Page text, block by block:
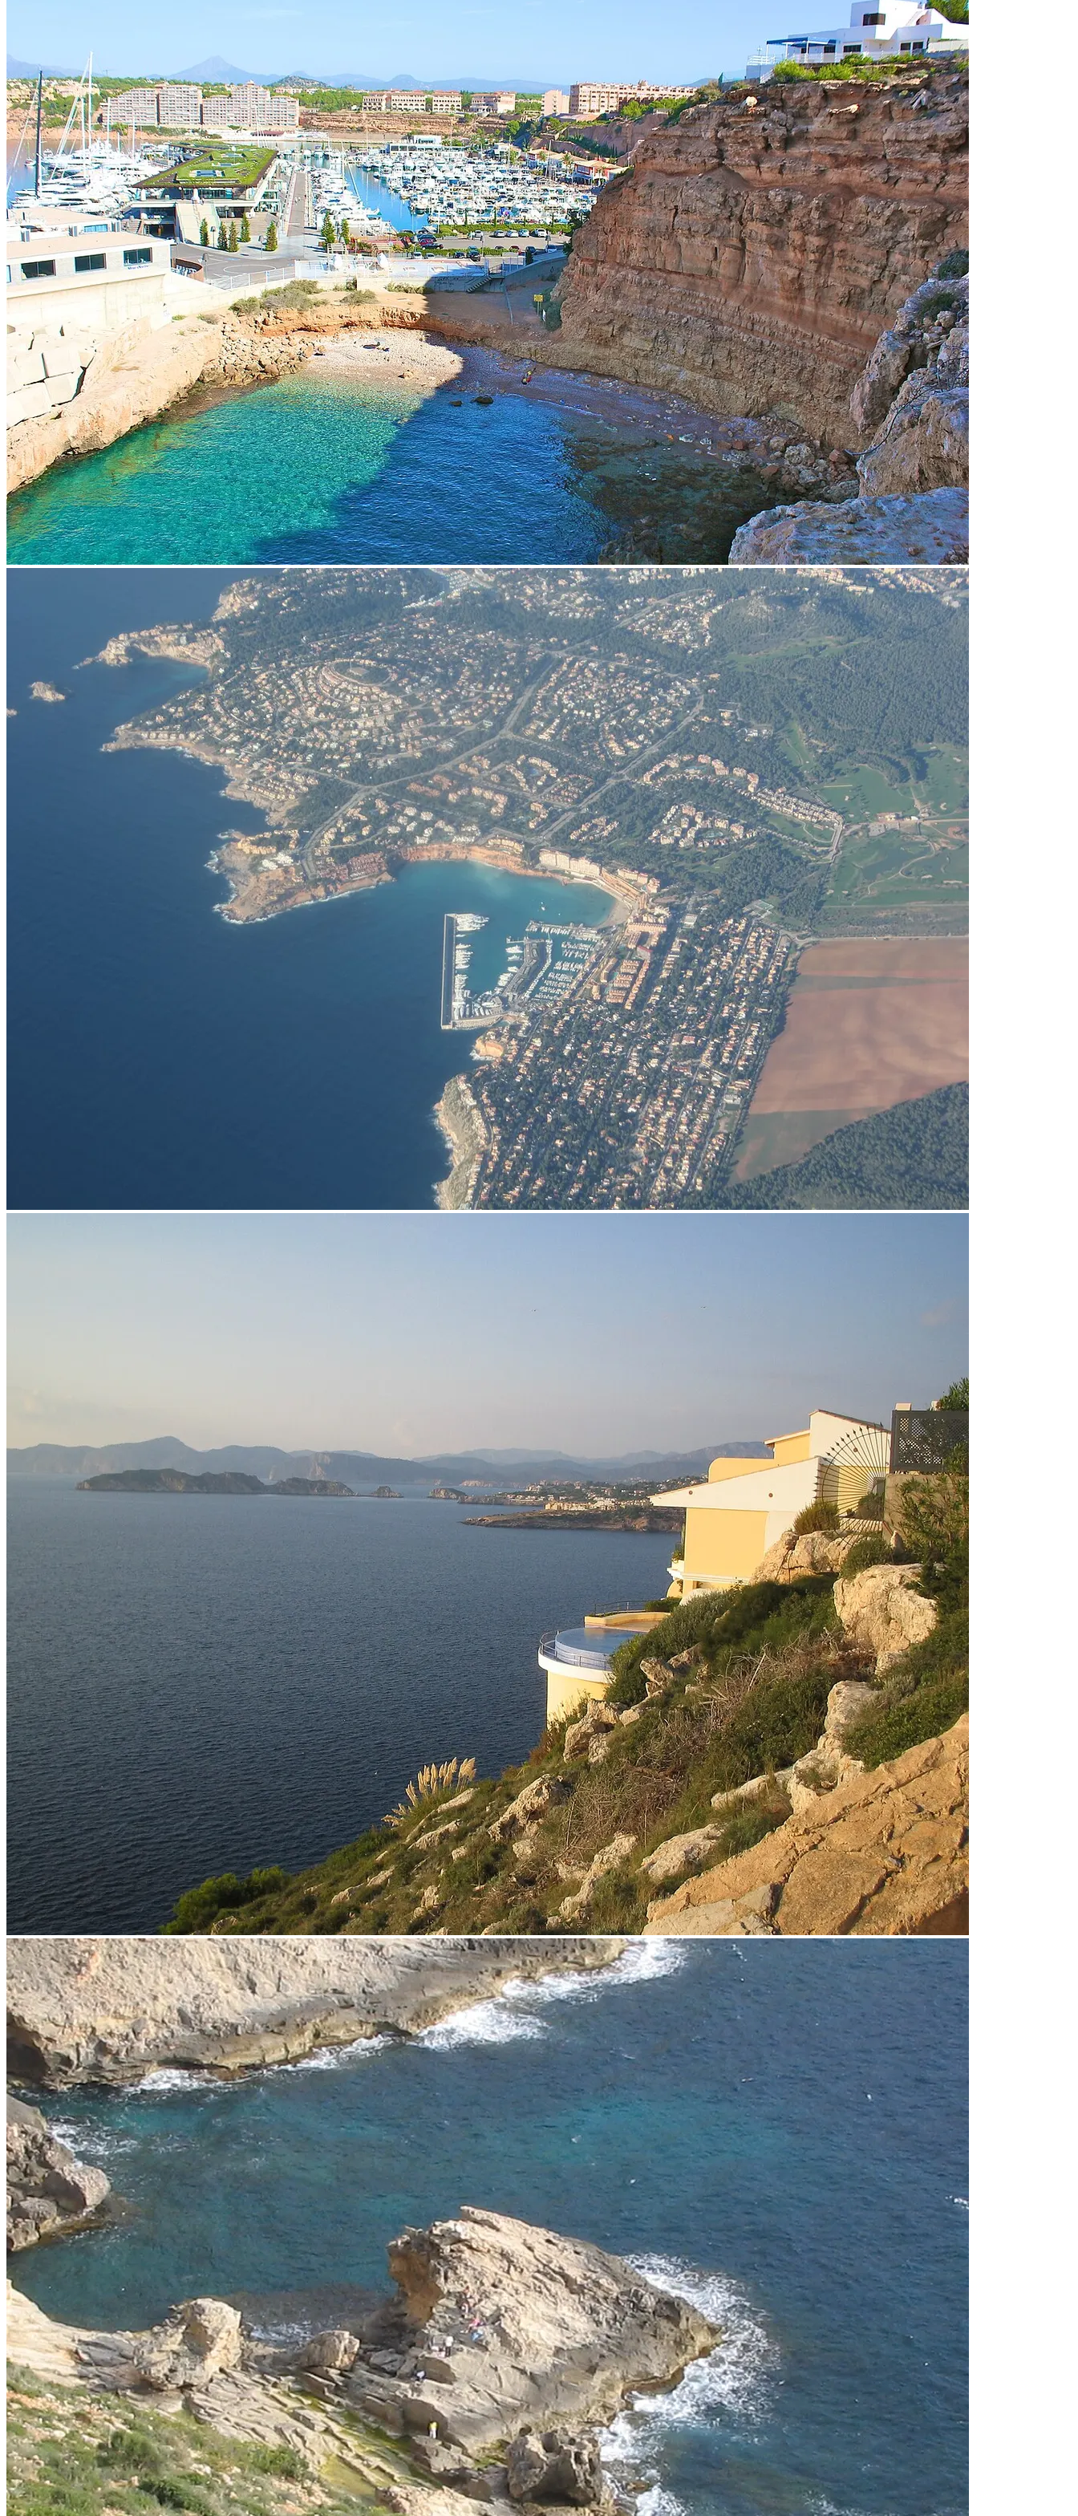
Wann immer es Ihnen passt: In der Regel liefern wir am Abend vor Beginn Ihrer Mietzeit (damit Sie bei Sonnenaufgang losradeln können) oder am Morgen Ihres ersten Miettages. Das genaue Zeitfenster wählen
Was ist in der Miete enthalten?
Der Mietpreis umfasst zwei klassische Flaschenhalter, eine Satteltasche mit grundlegendem Reparaturwerkzeug und einen Ersatzschlauch für den Fall einer Panne (Multitool mit Kettennieter, Reifenheber,
Muss ich im Voraus bezahlen?
Keine Vorauszahlung – Sie zahlen die Miete und die erstattbare Kaution bar bei der Übergabe der Räder an Ihrem Hotel oder in unserem Geschäft in Paguera.